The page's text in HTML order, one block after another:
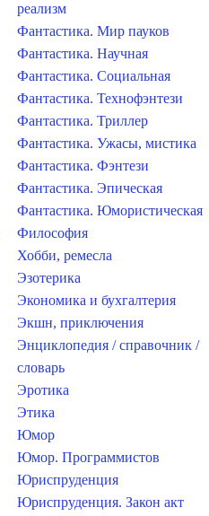
реализм
Фантастика. Мир пауков
Фантастика. Научная
Фантастика. Социальная
Фантастика. Технофэнтези
Фантастика. Триллер
Фантастика. Ужасы, мистика
Фантастика. Фэнтези
Фантастика. Эпическая
Фантастика. Юмористическая
Философия
Хобби, ремесла
Эзотерика
Экономика и бухгалтерия
Экшн, приключения
Энциклопедия / справочник /
словарь
Эротика
Этика
Юмор
Юмор. Программистов
Юриспруденция
Юриспруденция. Закон акт